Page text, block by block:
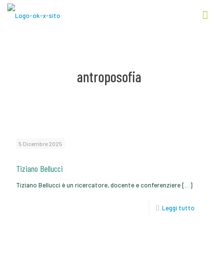
antroposofia
5 Dicembre 2025
Tiziano Bellucci
Tiziano Bellucci è un ricercatore, docente e conferenziere[…]
Leggi tutto